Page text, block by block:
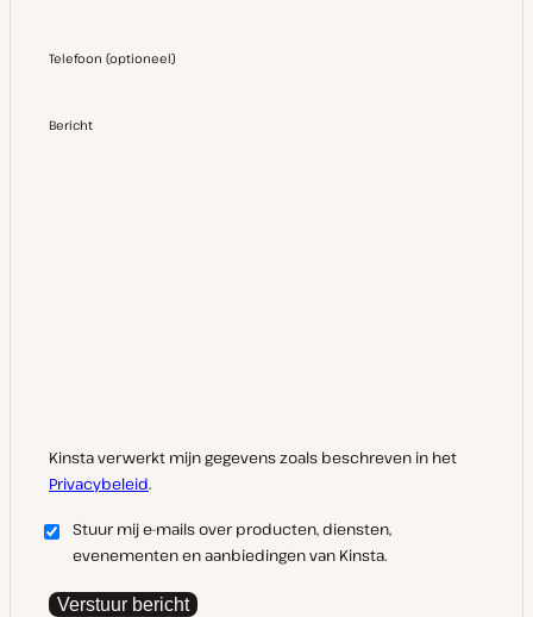
Telefoon (optioneel)
Bericht
Kinsta verwerkt mijn gegevens zoals beschreven in het
Privacybeleid.
Stuur mij e-mails over producten, diensten,
evenementen en aanbiedingen van Kinsta.
Verstuur bericht